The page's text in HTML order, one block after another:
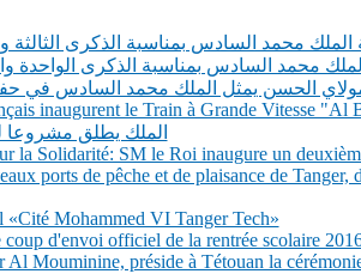
الملك محمد السادس بمناسبة الذكرى
الملك محمد السادس بمناسبة الذكرى
مولاي الحسن يمثل الملك محمد السادس في
inaugurent le Train à Grande Vitesse "Al
الملك يطلق مشروعا
la Solidarité: SM le Roi inaugure un
ports de pêche et de plaisance de
«Cité Mohammed VI Tanger Tech»
coup d'envoi officiel de la rentrée scolaire
Mouminine, préside à Tétouan la